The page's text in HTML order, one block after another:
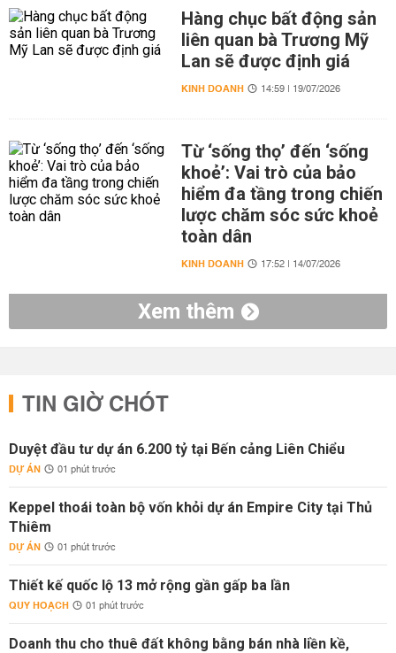
Hàng chục bất động sản
liên quan bà Trương Mỹ
Lan sẽ được định giá
KINH DOANH 14:59 | 19/07/2026
Từ ‘sống thọ’ đến ‘sống
khoẻ’: Vai trò của bảo
hiểm đa tầng trong chiến
lược chăm sóc sức khoẻ
toàn dân
KINH DOANH 17:52 | 14/07/2026
Xem thêm
TIN GIỜ CHÓT
Duyệt đầu tư dự án 6.200 tỷ tại Bến cảng Liên Chiểu
DỰ ÁN 01 phút trước
Keppel thoái toàn bộ vốn khỏi dự án Empire City tại Thủ
Thiêm
DỰ ÁN 01 phút trước
Thiết kế quốc lộ 13 mở rộng gần gấp ba lần
QUY HOẠCH 01 phút trước
Doanh thu cho thuê đất không bằng bán nhà liền kề,